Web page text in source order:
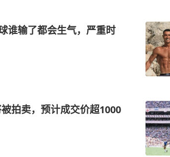
谁输了都会生气，严重时
拍卖，预计成交价超1000